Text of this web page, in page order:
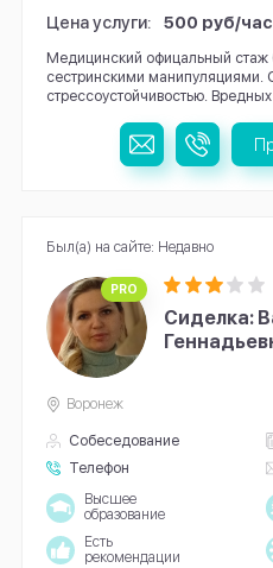
Цена услуги: 500 руб/час
Медицинский офицальный стаж
сестринскими
стрессоустойчивостью.
PRO
Сиделка:
Собеседование
Телефон
Воронеж
Высшее
образование
Есть
рекомендации
Был(а) на сайте: Недавно